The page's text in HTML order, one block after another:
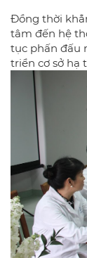
Đồng thời
tâm đến hệ
tục phấn đấu
triển cơ sở hạ